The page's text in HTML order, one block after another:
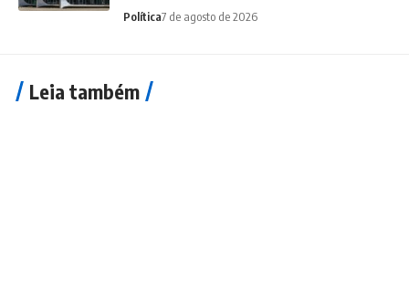
Política7 de agosto de 2026
Leia também